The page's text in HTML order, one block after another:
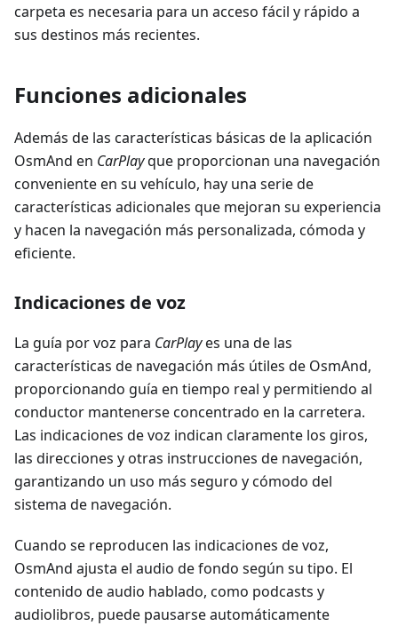
carpeta es necesaria para un acceso fácil y rápido a
sus destinos más recientes.
Funciones adicionales
Además de las características básicas de la aplicación
OsmAnd en CarPlayque proporcionan una navegación
conveniente en su vehículo, hay una serie de
características adicionales que mejoran su experiencia
y hacen la navegación más personalizada, cómoda y
eficiente.
Indicaciones de voz
La guía por voz para CarPlayes una de las
características de navegación más útiles de OsmAnd,
proporcionando guía en tiempo real y permitiendo al
conductor mantenerse concentrado en la carretera.
Las indicaciones de voz indican claramente los giros,
las direcciones y otras instrucciones de navegación,
garantizando un uso más seguro y cómodo del
sistema de navegación.
Cuando se reproducen las indicaciones de voz,
OsmAnd ajusta el audio de fondo según su tipo. El
contenido de audio hablado, como podcasts y
audiolibros, puede pausarse automáticamente